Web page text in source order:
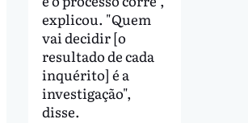
explicou. "Quem
vai decidir [o
resultado de cada
inquérito] é a
investigação",
disse.